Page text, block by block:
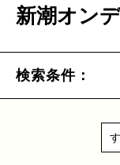
新潮オン
検索条件：